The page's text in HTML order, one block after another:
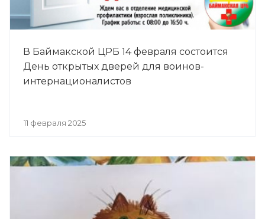
В Баймакской ЦРБ 14 февраля состоится
День открытых дверей для воинов-
интернационалистов
11 февраля 2025